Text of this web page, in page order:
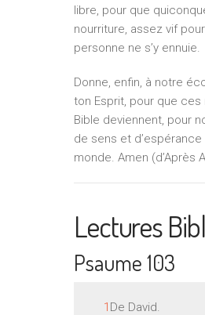
libre, pour que
nourriture, assez vif
personne ne s’y ennuie.
Donne, enfin, à notre
ton Esprit, pour que ces
Bible deviennent, pour
de sens et
monde. Amen (d’Après
Lectures
Psaume 103
1 De David.